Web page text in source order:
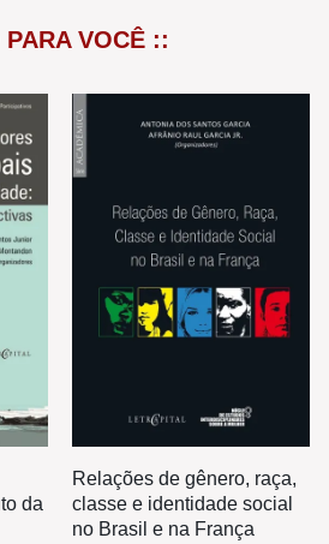
VOCÊ ::
da
Relações de gênero, raça,
classe e identidade social
no Brasil e na França